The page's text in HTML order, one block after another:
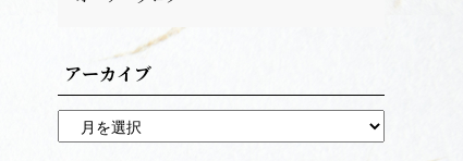
アーカイブ